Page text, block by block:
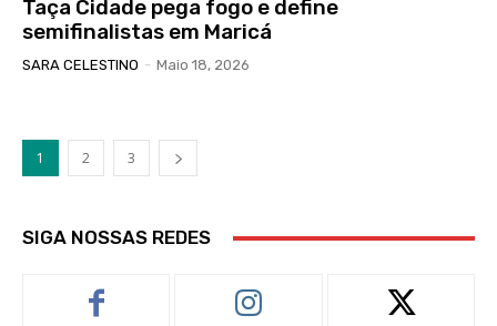
Taça Cidade pega fogo e define
semifinalistas em Maricá
SARA CELESTINO - Maio 18, 2026
1 2 3
SIGA NOSSAS REDES